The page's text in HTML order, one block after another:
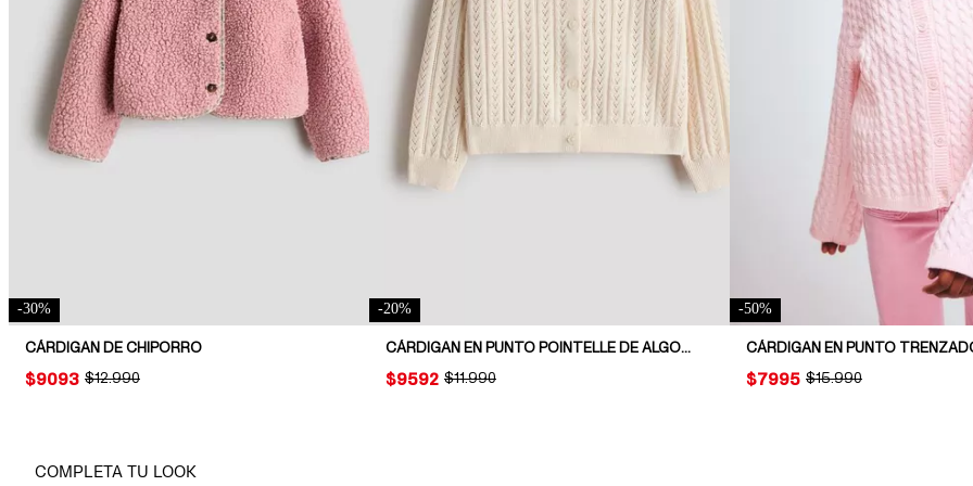
-30%
CÁRDIGAN DE CHIPORRO
ORIGINAL PRICE:
$12.990
PRICE:
$9093
-20%
CÁRDIGAN EN PUNTO POINTELLE DE ALGODÓN
ORIGINAL PRICE:
$11.990
PRICE:
$9592
-50%
CÁRDIGAN EN PUNTO
ORIGINAL PRICE:
$15.990
PRICE:
$7995
COMPLETA TU LOOK